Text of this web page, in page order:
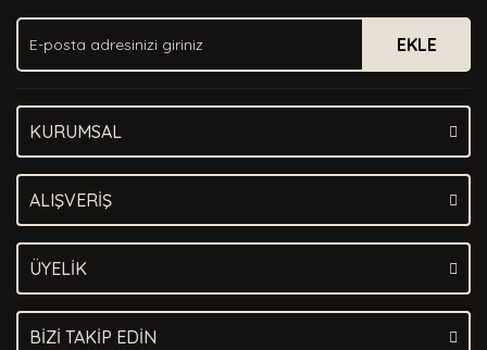
Ürün fiyatı diğer sitelerden daha pahalı.
Bu ürüne benzer farklı alternatifler olmalı.
EKLE
KURUMSAL
ALIŞVERİŞ
ÜYELİK
BİZİ TAKİP EDİN